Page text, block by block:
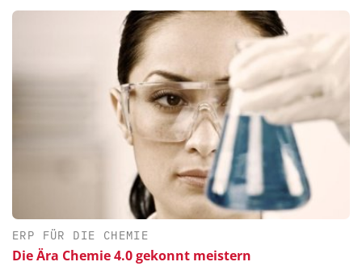
ERP FÜR DIE CHEMIE
Die Ära Chemie 4.0 gekonnt meistern